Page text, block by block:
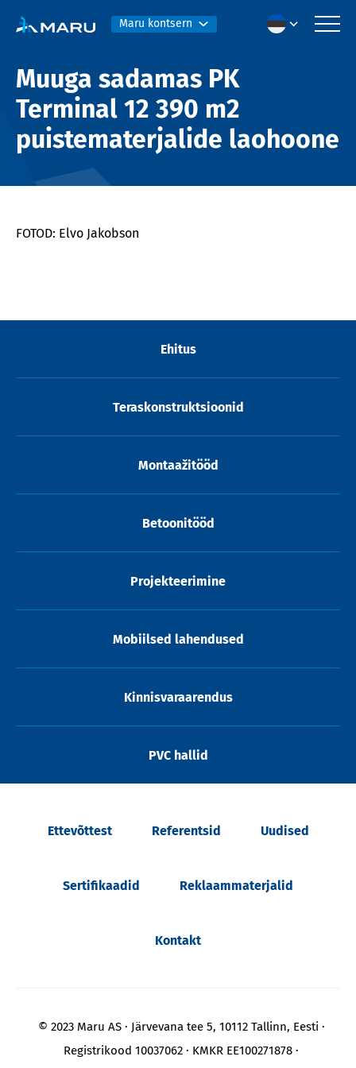
Maru kontsern
Muuga sadamas PK
Terminal 12 390 m2
puistematerjalide laohoone
FOTOD: Elvo Jakobson
Ehitus
Teraskonstruktsioonid
Montaažitööd
Betoonitööd
Projekteerimine
Mobiilsed lahendused
Kinnisvaraarendus
PVC hallid
Ettevõttest Referentsid Uudised
Sertifikaadid Reklaammaterjalid
Kontakt
© 2023 Maru AS
Järvevana tee 5, 10112 Tallinn, Eesti
Registrikood 10037062
KMKR EE100271878